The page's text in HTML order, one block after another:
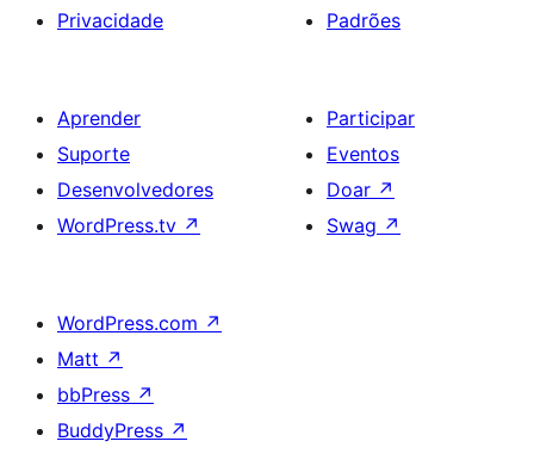
Privacidade
Padrões
Aprender
Suporte
Desenvolvedores
WordPress.tv ↗
Participar
Eventos
Doar ↗
Swag ↗
WordPress.com ↗
Matt ↗
bbPress ↗
BuddyPress ↗